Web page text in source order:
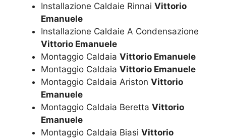
Installazione Caldaie Rinnai Vittorio
Emanuele
Installazione Caldaie A Condensazione
Vittorio Emanuele
Montaggio Caldaia Vittorio Emanuele
Montaggio Caldaia Vittorio Emanuele
Montaggio Caldaia Ariston Vittorio
Emanuele
Montaggio Caldaia Beretta Vittorio
Emanuele
Montaggio Caldaia Biasi Vittorio